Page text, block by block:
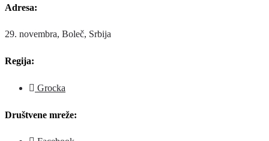
Adresa:
29. novembra, Boleč, Srbija
Regija:
Grocka
Društvene mreže: